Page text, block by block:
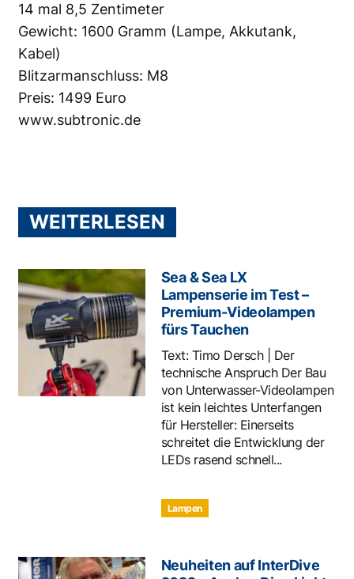
14 mal 8,5 Zentimeter
Gewicht: 1600 Gramm (Lampe, Akkutank,
Kabel)
Blitzarmanschluss: M8
Preis: 1499 Euro
www.subtronic.de
WEITERLESEN
Sea & Sea LX
Lampenserie im Test –
Premium-Videolampen
fürs Tauchen
Text: Timo Dersch | Der
technische Anspruch Der Bau
von Unterwasser-Videolampen
ist kein leichtes Unterfangen
für Hersteller: Einerseits
schreitet die Entwicklung der
LEDs rasend schnell...
Lampen
Neuheiten auf InterDive